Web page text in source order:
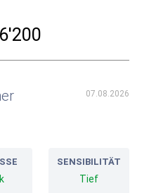
6'200
07.08.2026
SENSIBILITÄT
Tief